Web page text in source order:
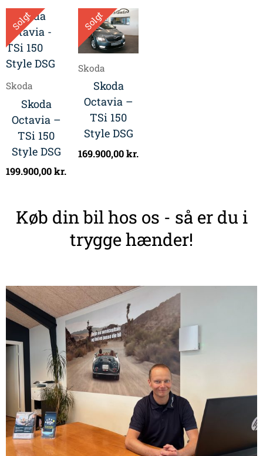
Solgt
Skoda
Skoda
Octavia –
TSi 150
Style DSG
199.900,00kr.
Solgt
Skoda
Skoda
Octavia –
TSi 150
Style DSG
169.900,00kr.
Køb din bil hos os - så er du i
trygge hænder!